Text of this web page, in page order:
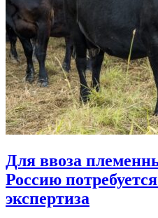
Для ввоза
Россию
экспертиза